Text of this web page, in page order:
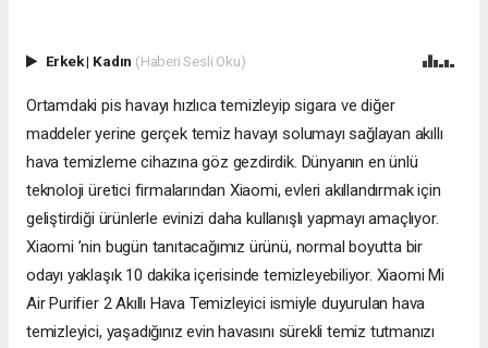
Erkek| Kadın (Haberi Sesli Oku)
Ortamdaki pis havayı hızlıca temizleyip sigara ve diğer
maddeler yerine gerçek temiz havayı solumayı sağlayan akıllı
hava temizleme cihazına göz gezdirdik. Dünyanın en ünlü
teknoloji üretici firmalarından Xiaomi, evleri akıllandırmak için
geliştirdiği ürünlerle evinizi daha kullanışlı yapmayı amaçlıyor.
Xiaomi ’nin bugün tanıtacağımız ürünü, normal boyutta bir
odayı yaklaşık 10 dakika içerisinde temizleyebiliyor. Xiaomi Mi
Air Purifier 2 Akıllı Hava Temizleyici ismiyle duyurulan hava
temizleyici, yaşadığınız evin havasını sürekli temiz tutmanızı